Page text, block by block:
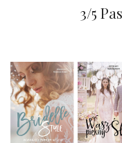
3/
3/5